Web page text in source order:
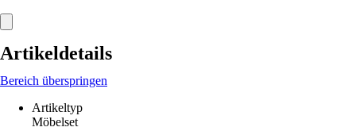
Artikeldetails
Bereich überspringen
Artikeltyp
Möbelset